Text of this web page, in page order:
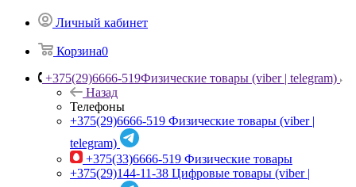
Личный кабинет
Корзина0
+375(29)6666-519Физические товары (viber | telegram)
Назад
Телефоны
+375(29)6666-519 Физические товары (viber |
telegram)
+375(33)6666-519 Физические товары
+375(29)144-11-38 Цифровые товары (viber |